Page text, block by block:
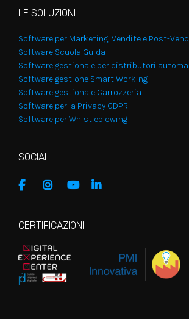
LE SOLUZIONI
Software per Marketing, Vendite e Post-
Software Scuola Guida
Software gestionale per distributori
Software gestione Smart Working
Software gestionale Carrozzeria
Software per la Privacy GDPR
Software per Whistleblowing
SOCIAL
CERTIFICAZIONI